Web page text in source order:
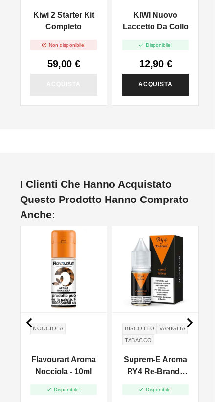
Kiwi 2 Starter Kit
Completo
 Non disponibile!
59,00 €
KIWI Nuovo
Laccetto Da Collo
 Disponibile!
12,90 €
ACQUISTA
I Clienti Che Hanno Acquistato
Questo Prodotto Hanno Comprato
Anche:
NOCCIOLA
Flavourart Aroma
Nocciola - 10ml
 Disponibile!
BISCOTTO
VANIGLIA
TABACCO
Suprem-E Aroma
RY4 Re-Brand -
 Disponibile!
 